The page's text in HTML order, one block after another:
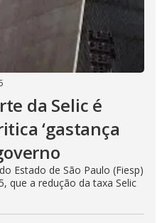
da Selic é
‘gastança
Estado de São Paulo (Fiesp)
que a redução da taxa Selic